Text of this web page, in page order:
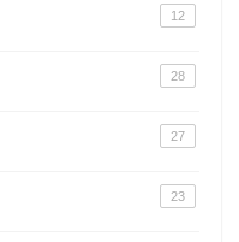
12
28
27
23